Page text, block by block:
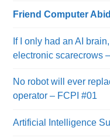
Friend Computer
If I only had an AI
electronic scarecrows
No robot will ever
operator – FCPI #01
Artificial Intelligence